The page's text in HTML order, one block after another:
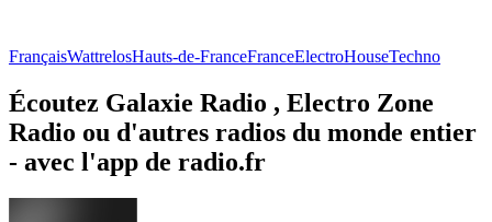
FrançaisWattrelosHauts-de-FranceFranceElectroHouseTechno
Écoutez Galaxie Radio , Electro Zone
Radio ou d'autres radios du monde entier
- avec l'app de radio.fr